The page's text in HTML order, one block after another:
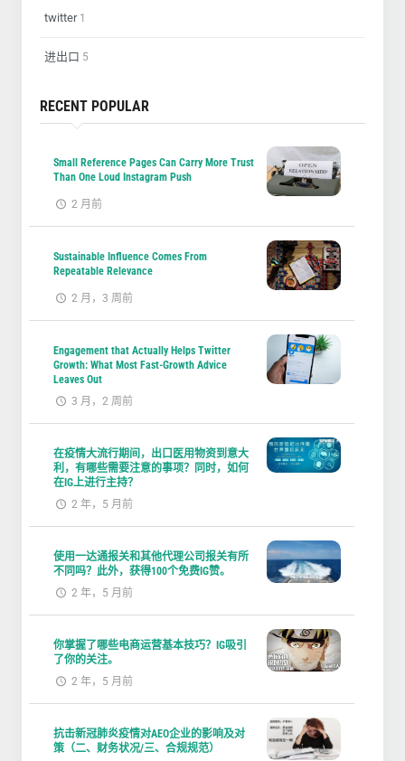
twitter1
进出口 5
RECENT POPULAR
Small Reference Pages Can Carry More Trust
Than One Loud Instagram Push
2 月前
Sustainable Influence Comes From
Repeatable Relevance
2 月，3 周前
Engagement that Actually Helps Twitter
Growth: What Most Fast-Growth Advice
Leaves Out
3 月，2 周前
在疫情大流行期间，出口医用物资到意大
利，有哪些需要注意的事项？同时，如何
在IG上进行主持？
2 年，5 月前
使用一达通报关和其他代理公司报关有所
不同吗？此外，获得100个免费IG赞。
2 年，5 月前
你掌握了哪些电商运营基本技巧？IG吸引
了你的关注。
2 年，5 月前
抗击新冠肺炎疫情对AEO企业的影响及对
策（二、财务状况/三、合规规范）